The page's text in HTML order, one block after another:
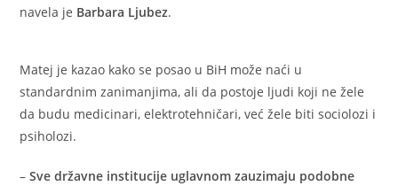
navela je Barbara Ljubez.
Matej je kazao kako se posao u BiH može naći u
standardnim zanimanjima, ali da postoje ljudi koji ne žele
da budu medicinari, elektrotehničari, već žele biti sociolozi i
psiholozi.
–Sve državne institucije uglavnom zauzimaju podobne